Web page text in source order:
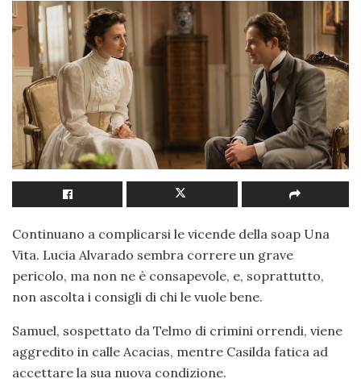
Continuano a complicarsi le vicende della soap Una
Vita. Lucia Alvarado sembra correre un grave
pericolo, ma non ne è consapevole, e, soprattutto,
non ascolta i consigli di chi le vuole bene.
Samuel, sospettato da Telmo di crimini orrendi, viene
aggredito in calle Acacias, mentre Casilda fatica ad
accettare la sua nuova condizione.